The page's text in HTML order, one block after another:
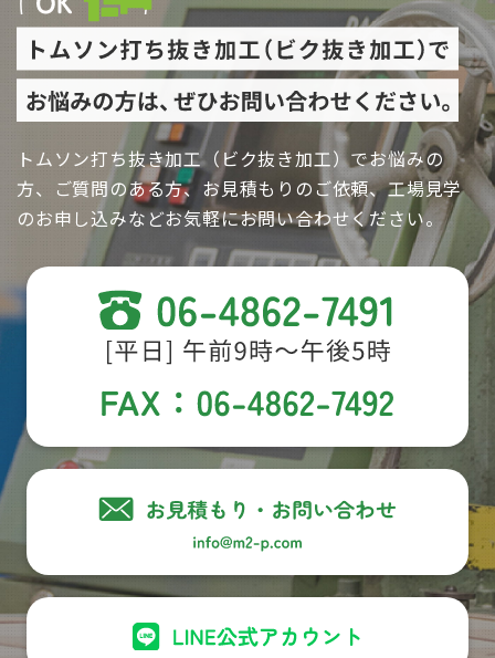
トムソン打ち抜き加工（ビク抜き加工）でお悩みの
方、ご質問のある方、お見積もりのご依頼、工場見学
のお申し込みなどお気軽にお問い合わせください。